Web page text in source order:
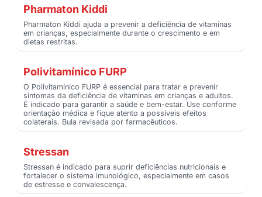
Pharmaton Kiddi
Pharmaton Kiddi ajuda a prevenir a deficiência de vitaminas
em crianças, especialmente durante o crescimento e em
dietas restritas.
Polivitamínico FURP
O Polivitamínico FURP é essencial para tratar e prevenir
sintomas da deficiência de vitaminas em crianças e adultos.
É indicado para garantir a saúde e bem-estar. Use conforme
orientação médica e fique atento a possíveis efeitos
colaterais. Bula revisada por farmacêuticos.
Stressan
Stressan é indicado para suprir deficiências nutricionais e
fortalecer o sistema imunológico, especialmente em casos
de estresse e convalescença.